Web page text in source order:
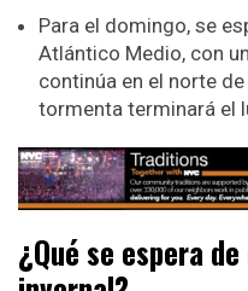
Para el domingo, se
Atlántico Medio, con
continúa en el norte
tormenta terminará el
¿Qué se espera